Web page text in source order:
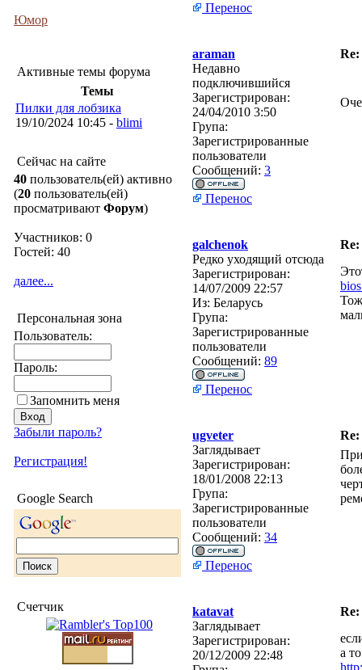
Юмор
Активные темы форума
Темы
Пилки для лобзика
19/10/2024 10:45 - blimi
Сейчас на сайте
40 пользователь(ей) активно
(20 пользователь(ей)
просматривают Форум)
Участников: 0
Гостей: 40
далее...
Персональная зона
Пользователь:
Пароль:
Запомнить меня
Забыли пароль?
Регистрация!
Google Search
Счетчик
Перенос
araman
Недавно
подключившийся
Зарегистрирован:
24/04/2010 3:50
Група:
Зарегистрированные
пользователи
Сообщений: 3
Перенос
galchenok
Редко уходящий отсюда
Зарегистрирован:
14/07/2009 22:57
Из: Беларусь
Група:
Зарегистрированные
пользователи
Сообщений: 89
Перенос
ugveter
Заглядывает
Зарегистрирован:
18/01/2008 22:13
Група:
Зарегистрированные
пользователи
Сообщений: 34
Перенос
katavat
Заглядывает
Зарегистрирован:
20/12/2009 22:48
а